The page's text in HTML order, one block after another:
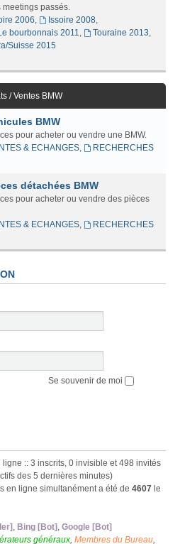
meetings passés.
2006, Issoire 2008,
bourbonnais 2011, Touraine 2013,
Suisse 2015
/ Ventes BMW
BMW
pour acheter ou vendre une BMW.
& ECHANGES,
RECHERCHES
détachées BMW
pour acheter ou vendre des pièces
& ECHANGES,
RECHERCHES
Se souvenir de moi
:: 3 inscrits, 0 invisible et 498 invités
des 5 dernières minutes)
en ligne simultanément a été de 4607 le
, Bing [Bot], Google [Bot]
généraux, Membres du Bureau,